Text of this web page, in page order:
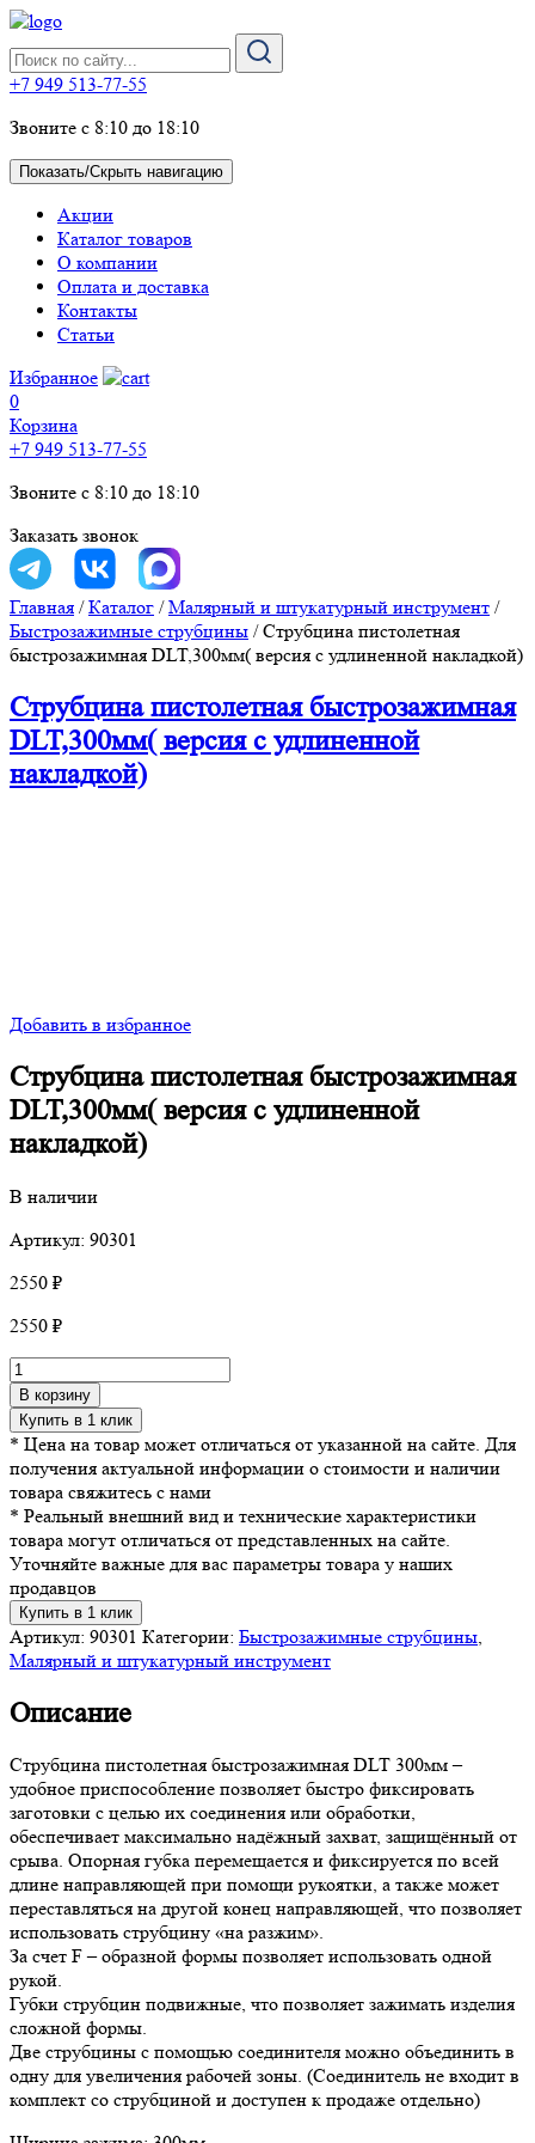
+7 949 513-77-55
Звоните с 8:10 до 18:10
Показать/Скрыть навигацию
Акции
Каталог товаров
О компании
Оплата и доставка
Контакты
Статьи
Избранное
0
Корзина
+7 949 513-77-55
Звоните с 8:10 до 18:10
Заказать звонок
Главная /Каталог /Малярный и штукатурный инструмент /
Быстрозажимные струбцины /Струбцина пистолетная
быстрозажимная DLT,300мм( версия с удлиненной накладкой)
Струбцина пистолетная быстрозажимная
DLT,300мм( версия с удлиненной
накладкой)
Добавить в избранное
Струбцина пистолетная быстрозажимная
DLT,300мм( версия с удлиненной
накладкой)
В наличии
Артикул: 90301
2550 ₽
2550 ₽
Количество
товара
Струбцина
пистолетная
быстрозажимная
DLT,300мм(
версия
с
удлиненной
накладкой)
В корзину
Купить в 1 клик
* Цена на товар может отличаться от указанной на сайте. Для
получения актуальной информации о стоимости и наличии
товара свяжитесь с нами
* Реальный внешний вид и технические характеристики
товара могут отличаться от представленных на сайте.
Уточняйте важные для вас параметры товара у наших
продавцов
Купить в 1 клик
Артикул: 90301 Категории: Быстрозажимные струбцины
Малярный и штукатурный инструмент
Описание
Струбцина пистолетная быстрозажимная DLT 300мм –
удобное приспособление позволяет быстро фиксировать
заготовки с целью их соединения или обработки,
обеспечивает максимально надёжный захват, защищённый от
срыва. Опорная губка перемещается и фиксируется по всей
длине направляющей при помощи рукоятки, а также может
переставляться на другой конец направляющей, что позволяет
использовать струбцину «на разжим».
За счет F – образной формы позволяет использовать одной
рукой.
Губки струбцин подвижные, что позволяет зажимать изделия
сложной формы.
Две струбцины с помощью соединителя можно объединить в
одну для увеличения рабочей зоны. (Соединитель не входит в
комплект со струбциной и доступен к продаже отдельно)